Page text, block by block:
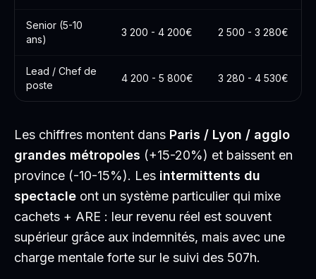
Senior (5-10
ans)
3 200 - 4 200€ 2 500 - 3 280€
Lead / Chef de
poste
4 200 - 5 800€ 3 280 - 4 530€
Les chiffres montent dans Paris / Lyon / agglo
grandes métropoles (+15-20%) et baissent en
province (-10-15%). Les intermittents du
spectacle ont un système particulier qui mixe
cachets + ARE : leur revenu réel est souvent
supérieur grâce aux indemnités, mais avec une
charge mentale forte sur le suivi des 507h.